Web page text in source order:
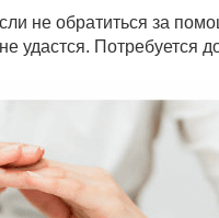
не обратиться за
удастся. Потребуется